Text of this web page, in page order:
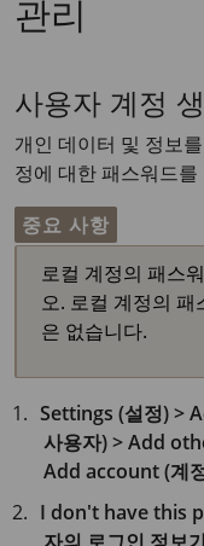
관리
사용자 계정
개인 데이터 및 정보
정에 대한 패스워드
중요 사항
로컬 계정의 패스
오. 로컬 계정의
은 없습니다.
Settings (설정) >
사용자) > Add
Add account (계
I don't have this